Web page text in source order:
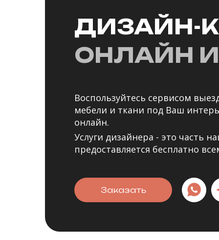
Услуги дизайнера - это часть
предоставляется бесплатно
ДИЗАЙН-
ОНЛАЙН
Воспользуйтесь сервисом
мебели и ткани под Ваш
онлайн.
Заказать